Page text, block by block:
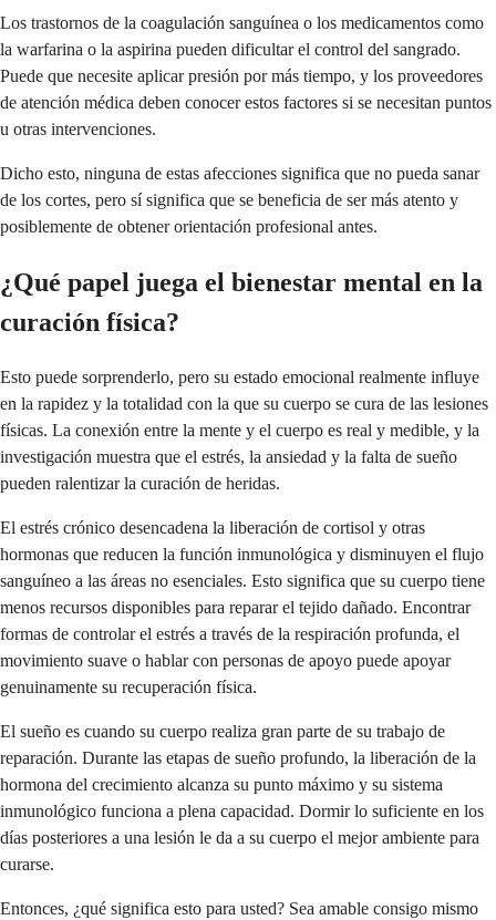
Los trastornos de la coagulación sanguínea o los medicamentos como
la warfarina o la aspirina pueden dificultar el control del sangrado.
Puede que necesite aplicar presión por más tiempo, y los proveedores
de atención médica deben conocer estos factores si se necesitan puntos
u otras intervenciones.
Dicho esto, ninguna de estas afecciones significa que no pueda sanar
de los cortes, pero sí significa que se beneficia de ser más atento y
posiblemente de obtener orientación profesional antes.
¿Qué papel juega el bienestar mental en la
curación física?
Esto puede sorprenderlo, pero su estado emocional realmente influye
en la rapidez y la totalidad con la que su cuerpo se cura de las lesiones
físicas. La conexión entre la mente y el cuerpo es real y medible, y la
investigación muestra que el estrés, la ansiedad y la falta de sueño
pueden ralentizar la curación de heridas.
El estrés crónico desencadena la liberación de cortisol y otras
hormonas que reducen la función inmunológica y disminuyen el flujo
sanguíneo a las áreas no esenciales. Esto significa que su cuerpo tiene
menos recursos disponibles para reparar el tejido dañado. Encontrar
formas de controlar el estrés a través de la respiración profunda, el
movimiento suave o hablar con personas de apoyo puede apoyar
genuinamente su recuperación física.
El sueño es cuando su cuerpo realiza gran parte de su trabajo de
reparación. Durante las etapas de sueño profundo, la liberación de la
hormona del crecimiento alcanza su punto máximo y su sistema
inmunológico funciona a plena capacidad. Dormir lo suficiente en los
días posteriores a una lesión le da a su cuerpo el mejor ambiente para
curarse.
Entonces, ¿qué significa esto para usted? Sea amable consigo mismo